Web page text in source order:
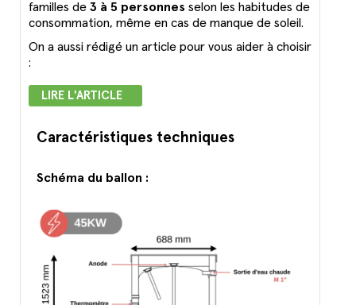
familles de 3 à 5 personnes selon les habitudes de
consommation, même en cas de manque de soleil.
On a aussi rédigé un article pour vous aider à choisir
:
LIRE L'ARTICLE
Caractéristiques techniques
Schéma du ballon :